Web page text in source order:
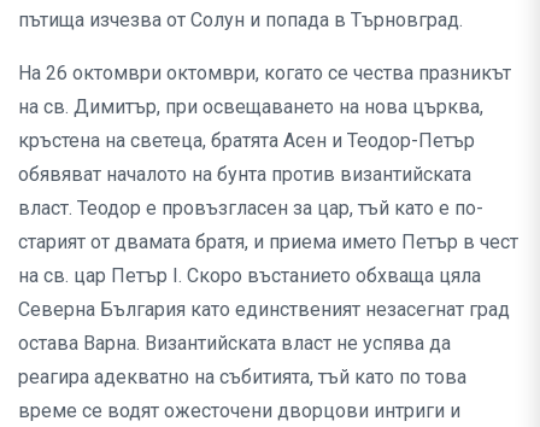
пътища изчезва от Солун и попада в Търновград.
На 26 октомври октомври, когато се чества празникът
на св. Димитър, при освещаването на нова църква,
кръстена на светеца, братята Асен и Теодор-Петър
обявяват началото на бунта против византийската
власт. Теодор е провъзгласен за цар, тъй като е по-
старият от двамата братя, и приема името Петър в чест
на св. цар Петър I. Скоро въстанието обхваща цяла
Северна България като единственият незасегнат град
остава Варна. Византийската власт не успява да
реагира адекватно на събитията, тъй като по това
време се водят ожесточени дворцови интриги и